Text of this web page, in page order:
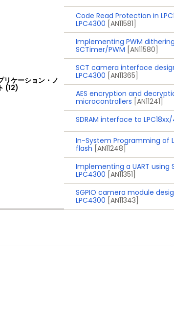
リケーション・ノ
(12)
Code Read Protection in
LPC4300 [AN11581]
Implementing PWM
SCTimer/PWM [AN11580]
SCT camera interface
LPC4300 [AN11365]
AES encryption and
microcontrollers [AN11241]
SDRAM interface to LPC18xx/
In-System Programming of
flash [AN11248]
Implementing a UART using
LPC4300 [AN11351]
SGPIO camera module
LPC4300 [AN11343]